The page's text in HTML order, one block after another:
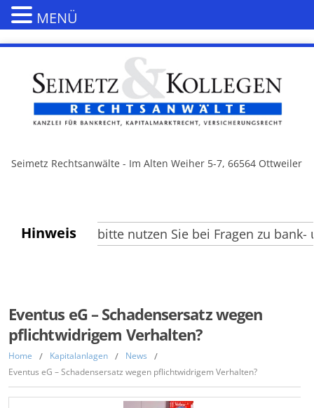
Seimetz Rechtsanwälte - Im Alten Weiher 5-7, 66564 Ottweiler
Hinweis
Besucher, bitte nutzen Sie bei Fragen zu bank-
Eventus eG – Schadensersatz wegen
pflichtwidrigem Verhalten?
Home / Kapitalanlagen / News /
Eventus eG – Schadensersatz wegen pflichtwidrigem Verhalten?
MENÜ